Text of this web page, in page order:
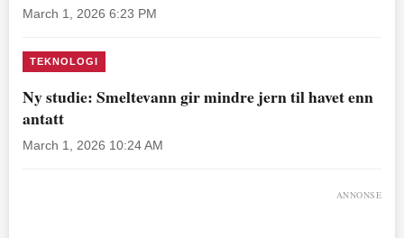
March 1, 2026 6:23 PM
TEKNOLOGI
Ny studie: Smeltevann gir mindre jern til havet enn
antatt
March 1, 2026 10:24 AM
ANNONSE